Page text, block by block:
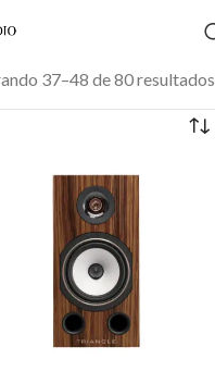
37–48 de 80 resultados